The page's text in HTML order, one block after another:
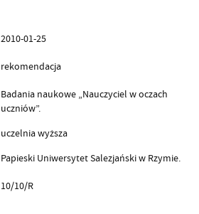
2010-01-25
rekomendacja
Badania naukowe „Nauczyciel w oczach
uczniów”.
uczelnia wyższa
Papieski Uniwersytet Salezjański w Rzymie.
10/10/R